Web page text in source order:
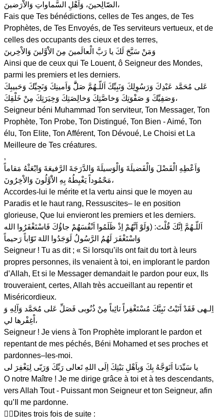
الصّالِحينَ، وَاَهْلِ السَّماواتِ وَالاَْرَضينَ،
Fais que Tes bénédictions, celles de Tes anges, de Tes
Prophètes, de Tes Envoyés, de Tes serviteurs vertueux, et de
celles des occupants des cieux et des terres,
وَمَنْ سَبَّحَ لَكَ يا رَبَّ الْعالَمينَ مِنَ الاَْوَّلينَ وَالاْخِرينَ
Ainsi que de ceux qui Te Louent, ô Seigneur des Mondes,
parmi les premiers et les derniers.
عَلى مُحَمَّد عَبْدِكَ وَرَسُوِلِكَ وَنَبِيِّكَ اَللّـهُمَّ صَلَّّ وَاَمينِكَ وَنَجِيِّكَ وَحَبيبِكَ
وَصَفِيِّكَ وَ صَفْوَتِكَ وَخاصَّتِكَ وَخالِصَتِكَ وَخِيَرَتِكَ مِنْ خَلْقِكَ،
Seigneur béni Muhammad Ton serviteur, Ton Messager, Ton
Prophète, Ton Probe, Ton Distingué, Ton Bien - Aimé, Ton
élu, Ton Elite, Ton Afférent, Ton Dévoué, Le Choisi et La
Meilleure de Tes créatures.
,
وَاَعْطِهِ الْفَضْلَ وَالْفَضيلَةَ وَالْوَسيلَةَ وَالدَّرَجَةَ الرَّفيعَةَ وَابْعَثْهُ مَقاماً
مَحْمُوداً يَغْبِطُهُ بِهِ الاَْوَّلُونَ وَالاْخِرُونَ،
Accordes-lui le mérite et la vertu ainsi que le moyen au
Paradis et le haut rang, Ressuscites– le en position
glorieuse, Que lui envieront les premiers et les derniers.
اَللّـهُمَّ اِنَّكَ قُلْتَ: (وَلَوْ اَنَّهُمْ اِذْ ظَلَمُوا اَنْفُسَهُمْ جاؤُكَ فَاسْتَغْفَرُوا الله
وَاسْتَغْفَرَ لَهُمُ الرَّسُولُ لَوَجَدُوا اللهَ تَوّاباً رَحيماً
Seigneur ! Tu as dit ; « Si lorsqu’ils ont fait du tort à leurs
propres personnes, ils venaient à toi, en implorant le pardon
d’Allah, Et si le Messager demandait le pardon pour eux, Ils
trouveraient, certes, Allah très accueillant au repentir et
Miséricordieux.
اِلـهى فَقَدْ اَتَيْتُ نَبِيَّكَ مُسْتَغْفِراً تائِباً مِنْ ذُنُوبى فَصَلِّ عَلى مُحَمَّد وَآلِهِ وَ
اْغِفْرها لي،
Seigneur ! Je viens à Ton Prophète implorant le pardon et
repentant de mes péchés, Béni Mohamed et ses proches et
pardonnes–les-moi.
يا سَيِّدَنا اَتَوَجَّهُ بِكَ وَبِاَهْلِ بَيْتِكَ اِلَى اللهِ تَعالى رَبِّكَ وَرَبّى لِيَغْفِرَ لى
O notre Maître ! Je me dirige grâce à toi et à tes descendants,
vers Allah Tout - Puissant mon Seigneur et ton Seigneur, afin
qu’Il me pardonne.
Dites trois fois de suite :